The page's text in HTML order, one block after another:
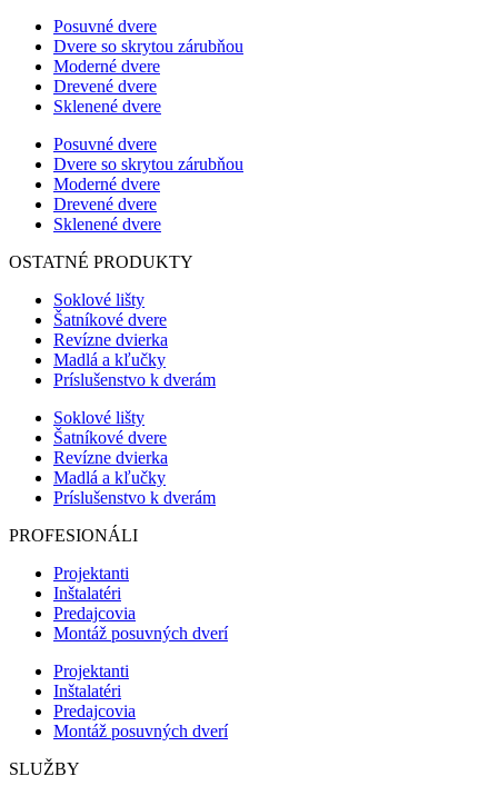
Posuvné dvere
Dvere so skrytou zárubňou
Moderné dvere
Drevené dvere
Sklenené dvere
Posuvné dvere
Dvere so skrytou zárubňou
Moderné dvere
Drevené dvere
Sklenené dvere
OSTATNÉ PRODUKTY
Soklové lišty
Šatníkové dvere
Revízne dvierka
Madlá a kľučky
Príslušenstvo k dverám
Soklové lišty
Šatníkové dvere
Revízne dvierka
Madlá a kľučky
Príslušenstvo k dverám
PROFESIONÁLI
Projektanti
Inštalatéri
Predajcovia
Montáž posuvných dverí
Projektanti
Inštalatéri
Predajcovia
Montáž posuvných dverí
SLUŽBY